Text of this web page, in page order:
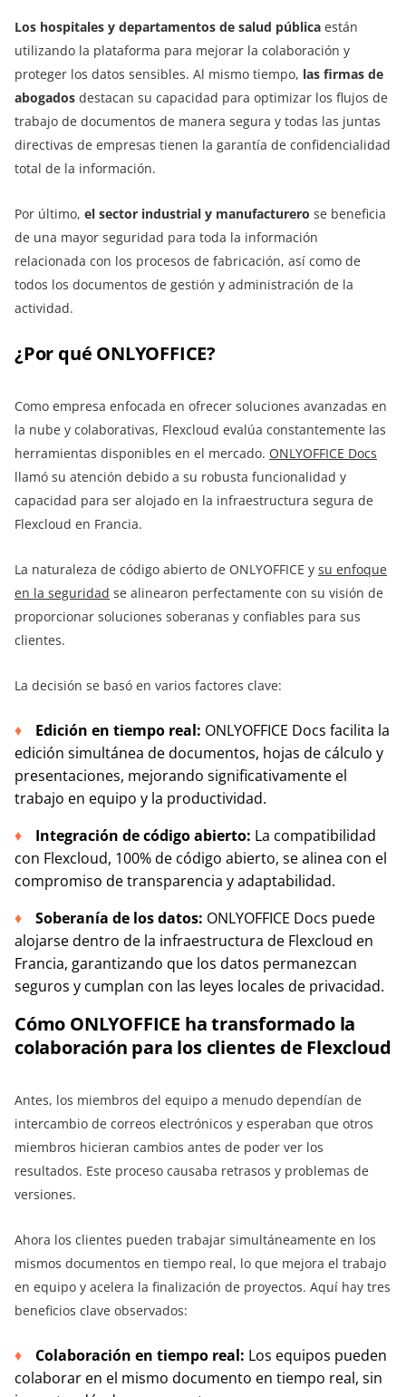
Los hospitales y departamentos de salud pública están
utilizando la plataforma para mejorar la colaboración y
proteger los datos sensibles. Al mismo tiempo, las firmas de
abogados destacan su capacidad para optimizar los flujos de
trabajo de documentos de manera segura y todas las juntas
directivas de empresas tienen la garantía de confidencialidad
total de la información.
Por último, el sector industrial y manufacturero se beneficia
de una mayor seguridad para toda la información
relacionada con los procesos de fabricación, así como de
todos los documentos de gestión y administración de la
actividad.
¿Por qué ONLYOFFICE?
Como empresa enfocada en ofrecer soluciones avanzadas en
la nube y colaborativas, Flexcloud evalúa constantemente las
herramientas disponibles en el mercado. ONLYOFFICE Docs
llamó su atención debido a su robusta funcionalidad y
capacidad para ser alojado en la infraestructura segura de
Flexcloud en Francia.
La naturaleza de código abierto de ONLYOFFICE y su enfoque
en la seguridad se alinearon perfectamente con su visión de
proporcionar soluciones soberanas y confiables para sus
clientes.
La decisión se basó en varios factores clave:
Edición en tiempo real: ONLYOFFICE Docs facilita la
edición simultánea de documentos, hojas de cálculo y
presentaciones, mejorando significativamente el
trabajo en equipo y la productividad.
Integración de código abierto: La compatibilidad
con Flexcloud, 100% de código abierto, se alinea con el
compromiso de transparencia y adaptabilidad.
Soberanía de los datos: ONLYOFFICE Docs puede
alojarse dentro de la infraestructura de Flexcloud en
Francia, garantizando que los datos permanezcan
seguros y cumplan con las leyes locales de privacidad.
Cómo ONLYOFFICE ha transformado la
colaboración para los clientes de Flexcloud
Antes, los miembros del equipo a menudo dependían de
intercambio de correos electrónicos y esperaban que otros
miembros hicieran cambios antes de poder ver los
resultados. Este proceso causaba retrasos y problemas de
versiones.
Ahora los clientes pueden trabajar simultáneamente en los
mismos documentos en tiempo real, lo que mejora el trabajo
en equipo y acelera la finalización de proyectos. Aquí hay tres
beneficios clave observados:
Colaboración en tiempo real: Los equipos pueden
colaborar en el mismo documento en tiempo real, sin